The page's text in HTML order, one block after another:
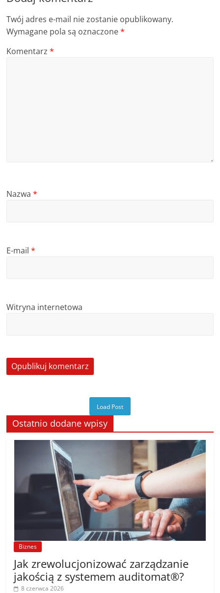
Twój adres e-mail nie zostanie opublikowany.
Wymagane pola są oznaczone*
Komentarz*
Nazwa*
E-mail*
Witryna internetowa
Load Post
Ostatnio dodane wpisy
Biznes
Jak zrewolucjonizować zarządzanie
jakością z systemem auditomat®?
8 czerwca 2026